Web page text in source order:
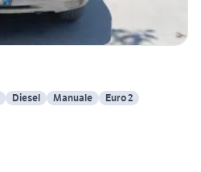
Diesel Manuale Euro 2